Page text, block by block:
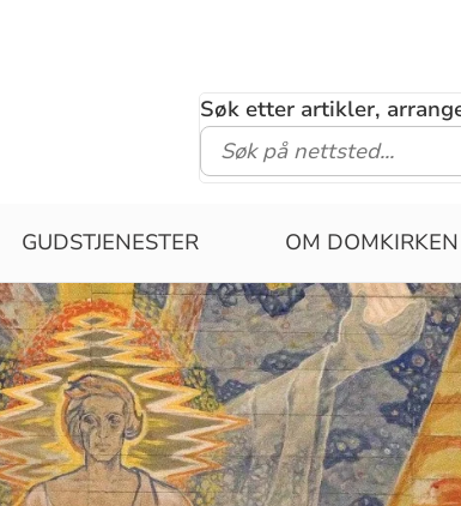
Søk etter artikler,
GUDSTJENESTER OM DOMKIRKEN